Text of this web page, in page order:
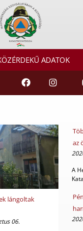
ADATOK
lángoltak
06.
az
A